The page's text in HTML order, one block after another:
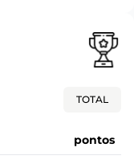
TOTAL
pontos